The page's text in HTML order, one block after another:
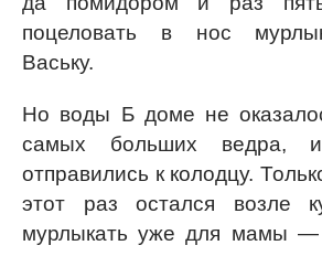
поцеловать в нос
Ваську.
Но воды Б доме не
самых больших ведра,
отправились к колодцу.
этот раз остался возле
мурлыкать уже для мамы —